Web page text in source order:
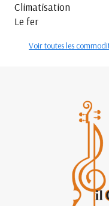
Climatisation
Le fer
Voir toutes les